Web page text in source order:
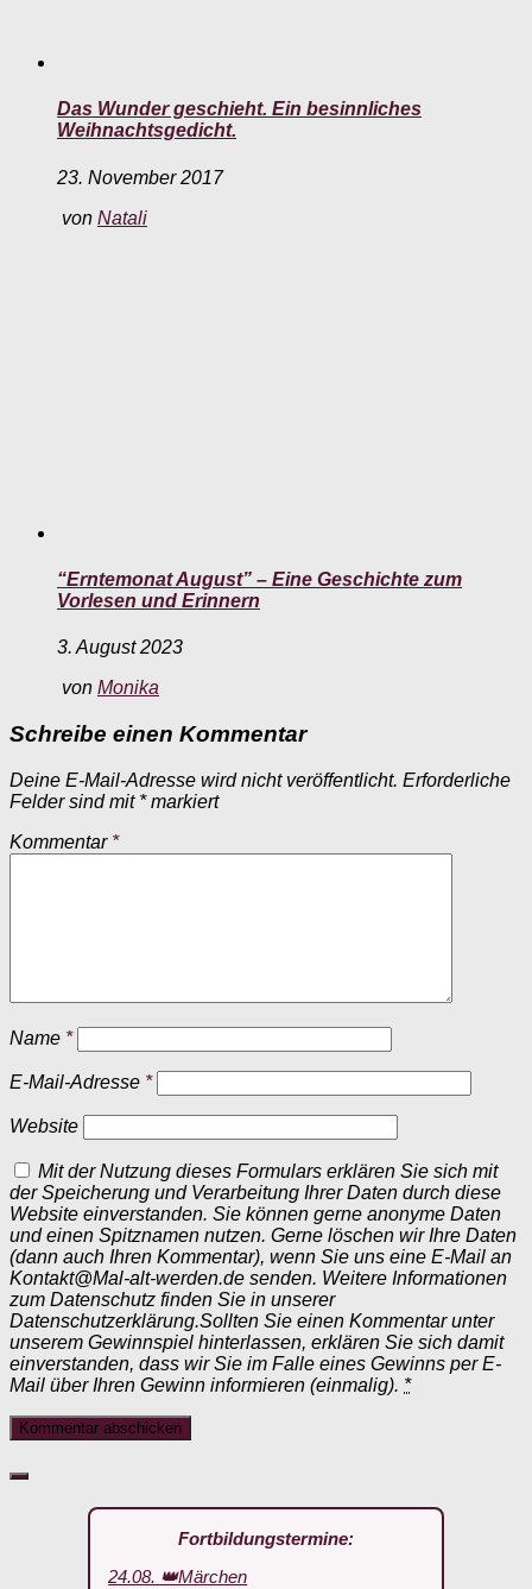
Das Wunder geschieht. Ein besinnliches
Weihnachtsgedicht.
23. November 2017
von Natali
“Erntemonat August” – Eine Geschichte zum
Vorlesen und Erinnern
3. August 2023
von Monika
Schreibe einen Kommentar
Deine E-Mail-Adresse wird nicht veröffentlicht. Erforderliche
Felder sind mit *markiert
Kommentar *
Name *
E-Mail-Adresse *
Website
Mit der Nutzung dieses Formulars erklären Sie sich mit
der Speicherung und Verarbeitung Ihrer Daten durch diese
Website einverstanden. Sie können gerne anonyme Daten
und einen Spitznamen nutzen. Gerne löschen wir Ihre Daten
(dann auch Ihren Kommentar), wenn Sie uns eine E-Mail an
Kontakt@Mal-alt-werden.de senden. Weitere Informationen
zum Datenschutz finden Sie in unserer
Datenschutzerklärung.Sollten Sie einen Kommentar unter
unserem Gewinnspiel hinterlassen, erklären Sie sich damit
einverstanden, dass wir Sie im Falle eines Gewinns per E-
Mail über Ihren Gewinn informieren (einmalig). *
Fortbildungstermine:
24.08. 👑Märchen